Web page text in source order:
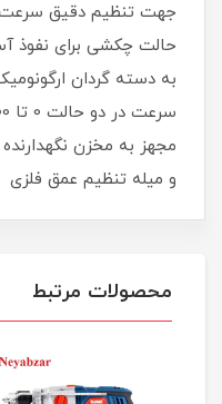
جهت تنظیم دقیق سرعت-
حالت چکشی برای
مجهز به مخزن
و میله تنظیم عمق فلزی
محصولات مرتبط